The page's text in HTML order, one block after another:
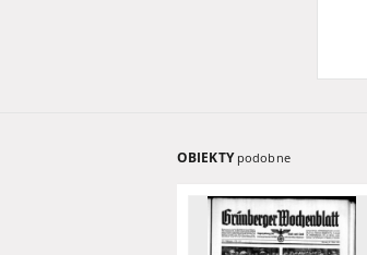
OBIEKTY podobne